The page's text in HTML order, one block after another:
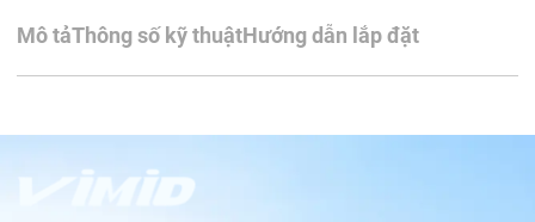
Mô tảThông số kỹ thuậtHướng dẫn lắp đặt